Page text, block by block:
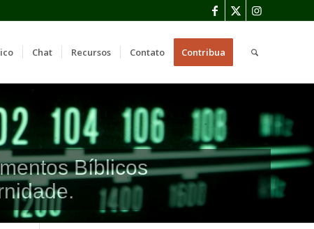
Chat Recursos Contato Contribua
Bíblicos